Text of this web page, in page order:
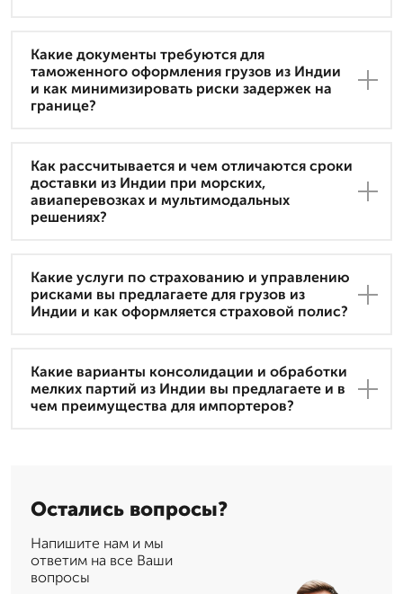
Какие документы требуются для
таможенного оформления грузов из Индии
и как минимизировать риски задержек на
границе?
Как рассчитывается и чем отличаются сроки
доставки из Индии при морских,
авиаперевозках и мультимодальных
решениях?
Какие услуги по страхованию и управлению
рисками вы предлагаете для грузов из
Индии и как оформляется страховой полис?
Какие варианты консолидации и обработки
мелких партий из Индии вы предлагаете и в
чем преимущества для импортеров?
Остались вопросы?
Напишите нам и мы
ответим на все Ваши
вопросы